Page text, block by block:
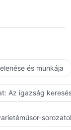
és munkája
Az igazság